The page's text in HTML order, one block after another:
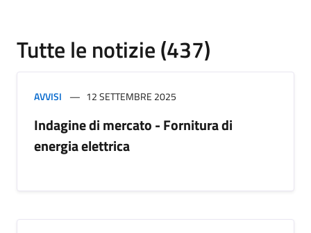
Tutte le notizie (437)
AVVISI 12 SETTEMBRE 2025
Indagine di mercato - Fornitura di
energia elettrica